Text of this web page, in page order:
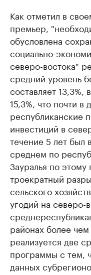
Как отметил в
премьер,
обусловлена
социально-
северо-востока"
средний уровень
составляет 13,3%,
15,3%, что почти
республиканские
инвестиций в
течение 5 лет был
среднем по
Зауралья по этому
троекратный
сельского
угодий на северо-
районах более
реализуется две
программы с тем,
данных